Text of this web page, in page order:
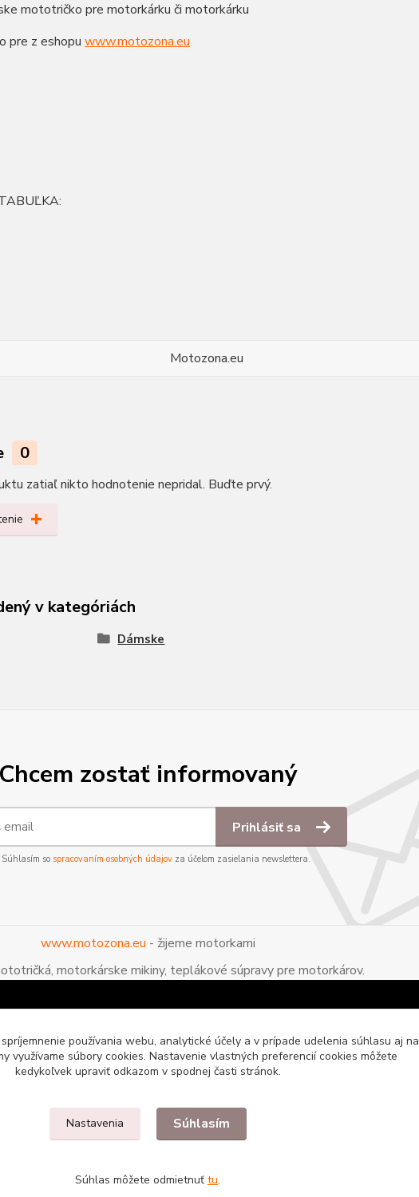
mototričko pre motorkárku či motorkárku
pre z eshopu www.motozona.eu
Motozona.eu
0
zatiaľ nikto hodnotenie nepridal. Buďte prvý.
v kategóriách
Dámske
Chcem zostať informovaný
Prihlásiť sa
Súhlasím so spracovaním osobných údajov za účelom zasielania newslettera.
www.motozona.eu - žijeme motorkami
motorkárske mikiny, teplákové súpravy pre motorkárov.
používania webu, analytické účely a v prípade udelenia súhlasu aj na
využívame súbory cookies. Nastavenie vlastných preferencií cookies môžete
kedykoľvek upraviť odkazom v spodnej časti stránok.
Nastavenia Súhlasím
Súhlas môžete odmietnuť tu.